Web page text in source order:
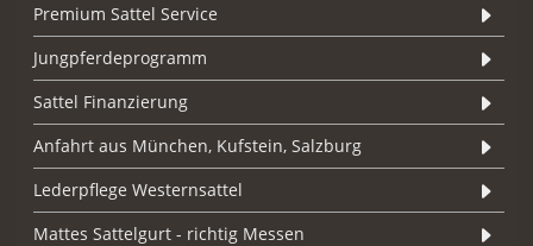
Premium Sattel Service
Jungpferdeprogramm
Sattel Finanzierung
Anfahrt aus München, Kufstein, Salzburg
Lederpflege Westernsattel
Mattes Sattelgurt - richtig Messen